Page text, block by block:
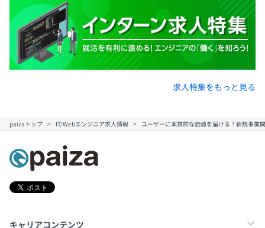
よりよく、より早い課題解決をするために、プロダクトご
とにチームをつくります。
横型組織で、職種の異なるメンバー（事業責任者、PdM、
エンジニア、デザイナー、営業、マーケター）と仕事をし
ていきます。
平均3〜5名のチームを組んで開発をおこないます。
求人特集をもっと見る
paizaトップ IT/Webエンジニア求人情報 ユーザーに本質的な価値を届ける！新規事
キャリアコンテンツ